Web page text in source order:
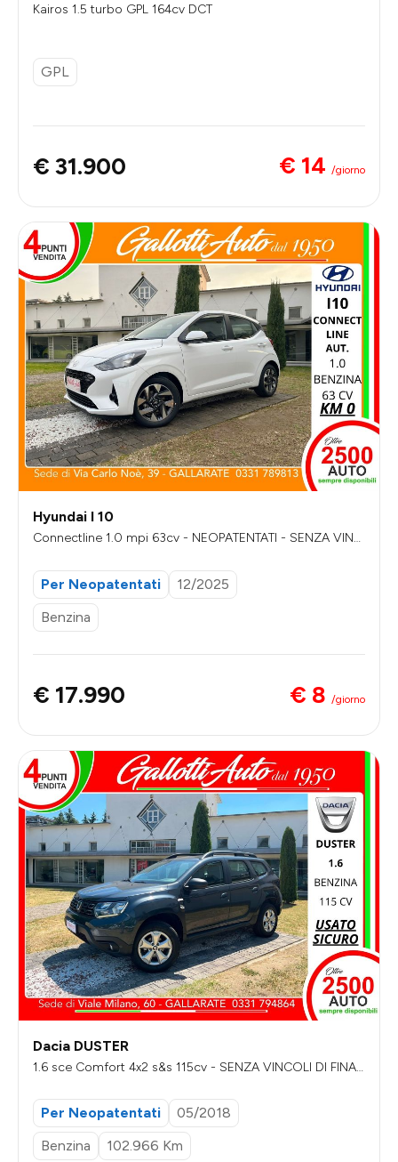
Kairos 1.5 turbo GPL 164cv DCT
GPL
€ 31.900 € 14 /giorno
Hyundai I 10
Connectline 1.0 mpi 63cv - NEOPATENTATI - SENZA VINC
Per Neopatentati
12/2025
Benzina
€ 17.990 € 8 /giorno
Dacia DUSTER
1.6 sce Comfort 4x2 s&s 115cv - SENZA VINCOLI DI FINAN
Per Neopatentati
05/2018
Benzina
102.966 Km